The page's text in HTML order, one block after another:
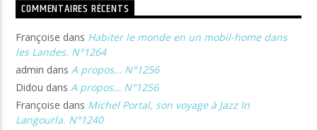
COMMENTAIRES RÉCENTS
Françoise dans Habiter le monde en un mobil-home dans
les Landes. N°1264
admin dansA propos… N°1256
Didou dansA propos… N°1256
Françoise dans Michel Portal, son voyage à Jazz In
Langourla. N°1240